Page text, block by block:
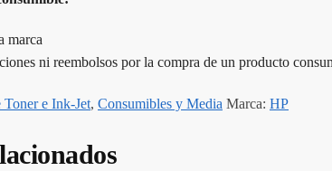
marca
ni reembolsos por la compra de un producto
Toner e Ink-Jet, Consumibles y Media Marca: HP